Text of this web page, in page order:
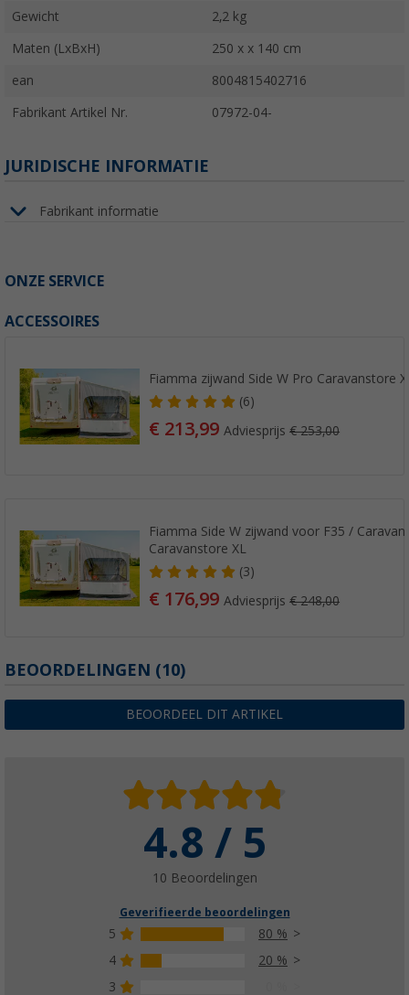
Gewicht 2,2 kg
Maten (LxBxH) 250 x x 140 cm
ean 8004815402716
Fabrikant Artikel Nr. 07972-04-
JURIDISCHE INFORMATIE
Fabrikant informatie
ONZE SERVICE
ACCESSOIRES
Fiamma zijwand Side W Pro Caravanstore
(6)
€ 213,99Adviesprijs€ 253,00
Fiamma Side W zijwand voor F35 /
Caravanstore XL
(3)
€ 176,99Adviesprijs€ 248,00
BEOORDELINGEN (10)
BEOORDEEL DIT ARTIKEL
4.8 / 5
10 Beoordelingen
Geverifieerde beoordelingen
5
80 %
4
20 %
3